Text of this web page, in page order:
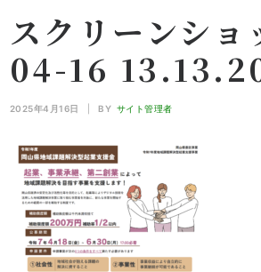
スクリーンシ
04-16
2025年4月16日 BY サイト管理者